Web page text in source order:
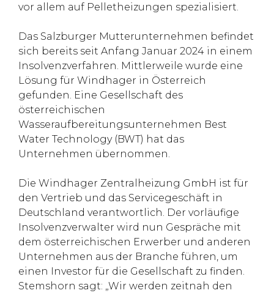
vor allem auf Pelletheizungen spezialisiert.
Das Salzburger Mutterunternehmen befindet
sich bereits seit Anfang Januar 2024 in einem
Insolvenzverfahren. Mittlerweile wurde eine
Lösung für Windhager in Österreich
gefunden. Eine Gesellschaft des
österreichischen
Wasseraufbereitungsunternehmen Best
Water Technology (BWT) hat das
Unternehmen übernommen.
Die Windhager Zentralheizung GmbH ist für
den Vertrieb und das Servicegeschäft in
Deutschland verantwortlich. Der vorläufige
Insolvenzverwalter wird nun Gespräche mit
dem österreichischen Erwerber und anderen
Unternehmen aus der Branche führen, um
einen Investor für die Gesellschaft zu finden.
Stemshorn sagt: „Wir werden zeitnah den